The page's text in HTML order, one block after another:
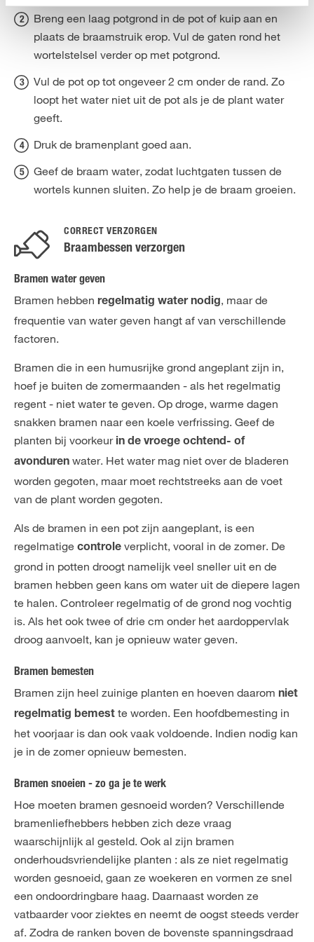
Breng een laag potgrond in de pot of kuip aan en
plaats de braamstruik erop. Vul de gaten rond het
wortelstelsel verder op met potgrond.
Vul de pot op tot ongeveer 2 cm onder de rand. Zo
loopt het water niet uit de pot als je de plant water
geeft.
Druk de bramenplant goed aan.
Geef de braam water, zodat luchtgaten tussen de
wortels kunnen sluiten. Zo help je de braam groeien.
CORRECT VERZORGEN
Braambessen verzorgen
Bramen water geven
Bramen hebben regelmatig water nodig, maar de
frequentie van water geven hangt af van verschillende
factoren.
Bramen die in een humusrijke grond angeplant zijn in,
hoef je buiten de zomermaanden - als het regelmatig
regent - niet water te geven. Op droge, warme dagen
snakken bramen naar een koele verfrissing. Geef de
planten bij voorkeur in de vroege ochtend- of
avonduren water. Het water mag niet over de bladeren
worden gegoten, maar moet rechtstreeks aan de voet
van de plant worden gegoten.
Als de bramen in een pot zijn aangeplant, is een
regelmatige controle verplicht, vooral in de zomer. De
grond in potten droogt namelijk veel sneller uit en de
bramen hebben geen kans om water uit de diepere lagen
te halen. Controleer regelmatig of de grond nog vochtig
is. Als het ook twee of drie cm onder het aardoppervlak
droog aanvoelt, kan je opnieuw water geven.
Bramen bemesten
Bramen zijn heel zuinige planten en hoeven daarom niet
regelmatig bemest te worden. Een hoofdbemesting in
het voorjaar is dan ook vaak voldoende. Indien nodig kan
je in de zomer opnieuw bemesten.
Bramen snoeien - zo ga je te werk
Hoe moeten bramen gesnoeid worden? Verschillende
bramenliefhebbers hebben zich deze vraag
waarschijnlijk al gesteld. Ook al zijn bramen
onderhoudsvriendelijke planten : als ze niet regelmatig
worden gesnoeid, gaan ze woekeren en vormen ze snel
een ondoordringbare haag. Daarnaast worden ze
vatbaarder voor ziektes en neemt de oogst steeds verder
af. Zodra de ranken boven de bovenste spanningsdraad